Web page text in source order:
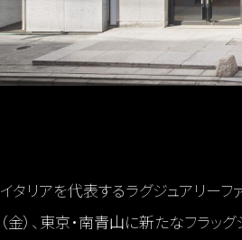
イタリアを代表するラグジュアリーフ
（金）、東京・南青山に新たなフラッ